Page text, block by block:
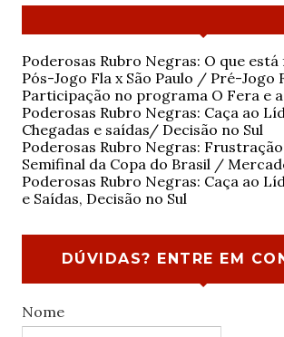
Poderosas Rubro Negras: O que
Pós-Jogo Fla x São Paulo / Pré-Jogo
Participação no programa O Fera e
Poderosas Rubro Negras: Caça ao
Chegadas e saídas/ Decisão no Sul
Poderosas Rubro Negras:
Semifinal da Copa do Brasil /
Poderosas Rubro Negras: Caça ao
e Saídas, Decisão no Sul
DÚVIDAS? ENTRE EM
Nome